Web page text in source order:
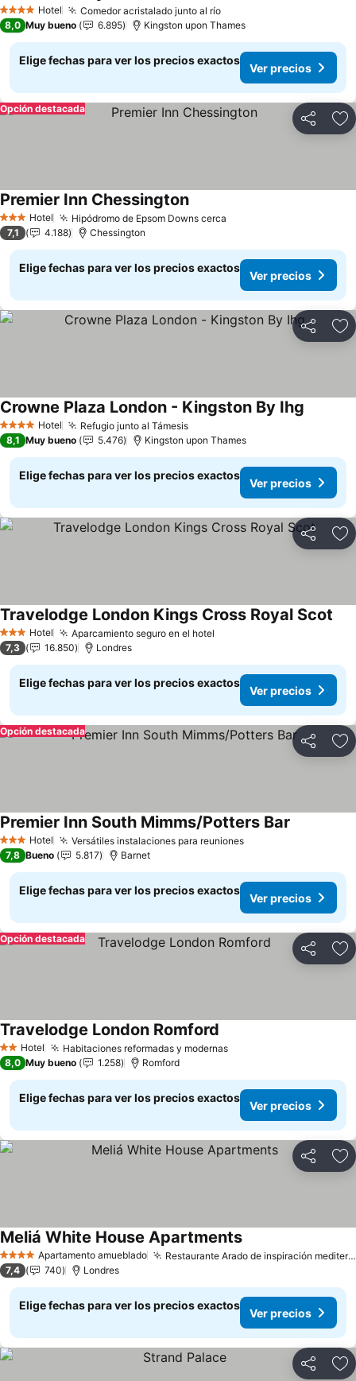
4 EstrellasHotel Comedor acristalado junto al río
8,0 Muy bueno 6.895 Kingston upon Thames
Elige fechas para ver los precios exactos
Ver precios
Compartir
Opción destacada
3 Estrellas
Hotel Hipódromo de Epsom Downs cerca
Premier Inn Chessington
7,1 4.188 Chessington
Elige fechas para ver los precios exactos
Ver precios
Compartir
4 EstrellasHotel Refugio junto al Támesis
Crowne Plaza London - Kingston By Ihg
8,1 Muy bueno 5.476 Kingston upon Thames
Elige fechas para ver los precios exactos
Ver precios
Compartir
3 Estrellas
Hotel Aparcamiento seguro en el hotel
Travelodge London Kings Cross Royal Scot
7,3 16.850 Londres
Elige fechas para ver los precios exactos
Ver precios
Compartir
Opción destacada
3 Estrellas
Hotel Versátiles instalaciones para reuniones
Premier Inn South Mimms/Potters Bar
7,8 Bueno 5.817 Barnet
Elige fechas para ver los precios exactos
Ver precios
Compartir
Opción destacada
2 Estrellas
Hotel Habitaciones reformadas y modernas
Travelodge London Romford
8,0 Muy bueno 1.258 Romford
Elige fechas para ver los precios exactos
Ver precios
Compartir
4 EstrellasApartamento amueblado Restaurante Arado de inspiración mediterránea
Meliá White House Apartments
7,4 740 Londres
Elige fechas para ver los precios exactos
Ver precios
Compartir